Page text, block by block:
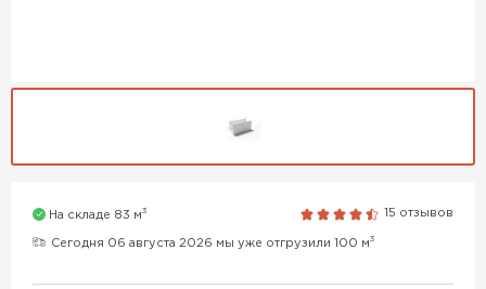
На складе 83 м3 15 отзывов
Сегодня 06 августа 2026 мы уже отгрузили 100 м3
Газобетон H+H
Газобетон Аэрок